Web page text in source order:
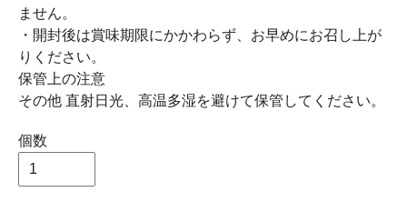
ません。
・開封後は賞味期限にかかわらず、お早めにお召し上が
りください。
保管上の注意
その他 直射日光、高温多湿を避けて保管してください。
個数